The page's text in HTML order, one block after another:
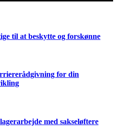
til at beskytte og forskønne
for din
med sakseløftere